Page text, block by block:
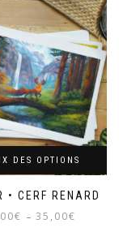
• CERF RENARD
€ – 35,00€
DES OPTIONS